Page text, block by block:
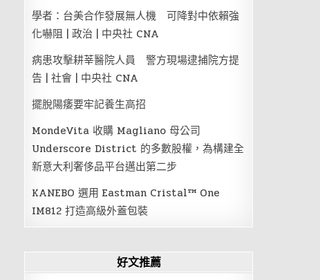
學者：台美合作發展無人機 可降對中依賴強
化嚇阻 | 政治 | 中央社 CNA
病患攻擊耕莘醫院人員 警方現場逮捕院方提
告 | 社會 | 中央社 CNA
擺脫陽痿要牢記養生高招
MondeVita 收購 Magliano 母公司
Underscore District 的多數股權，為構建全
新意大利奢侈品平台邁出第二步
KANEBO 選用 Eastman Cristal™ One
IM812 打造高級外蓋包裝
好文推薦